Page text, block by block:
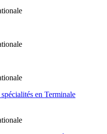
en Terminale